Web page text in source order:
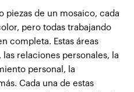
piezas de un mosaico, cada
pero todas trabajando
completa. Estas áreas
relaciones personales, la
personal, la
Cada una de estas